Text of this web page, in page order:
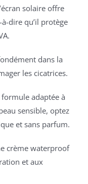
solaire offre
dire qu’il protège
dans la
les cicatrices.
formule adaptée à
sensible, optez
et sans parfum.
crème waterproof
et aux